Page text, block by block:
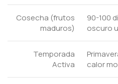
Cosecha (frutos
maduros)
90-100
oscuro
Temporada
Activa
calor